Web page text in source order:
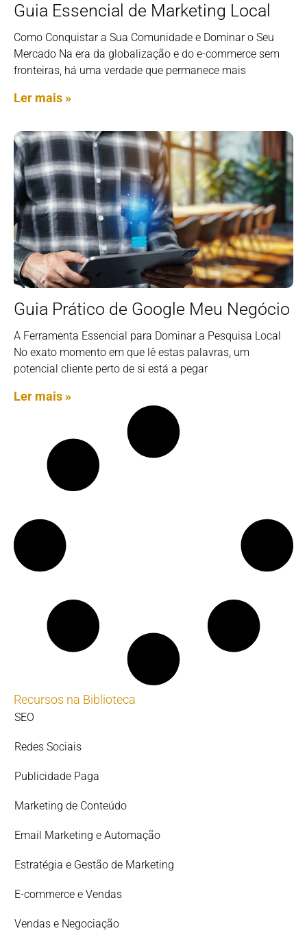
Guia Essencial de Marketing Local
Como Conquistar a Sua Comunidade e Dominar o Seu
Mercado Na era da globalização e do e-commerce sem
fronteiras, há uma verdade que permanece mais
Ler mais »
Guia Prático de Google Meu Negócio
A Ferramenta Essencial para Dominar a Pesquisa Local
No exato momento em que lê estas palavras, um
potencial cliente perto de si está a pegar
Ler mais »
Recursos na Biblioteca
SEO
Redes Sociais
Publicidade Paga
Marketing de Conteúdo
Email Marketing e Automação
Estratégia e Gestão de Marketing
E-commerce e Vendas
Vendas e Negociação